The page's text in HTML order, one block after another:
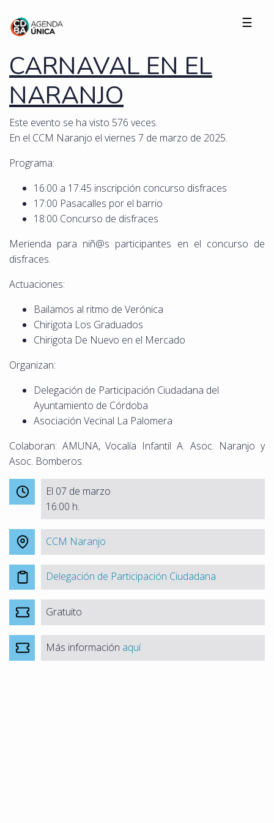
☰
CARNAVAL EN EL
NARANJO
Este evento se ha visto 576 veces.
En el CCM Naranjo el viernes 7 de marzo de 2025.
Programa:
16:00 a 17:45 inscripción concurso disfraces
17:00 Pasacalles por el barrio
18:00 Concurso de disfraces
Merienda para niñ@s participantes en el concurso de
disfraces.
Actuaciones:
Bailamos al ritmo de Verónica
Chirigota Los Graduados
Chirigota De Nuevo en el Mercado
Organizan:
Delegación de Participación Ciudadana del
Ayuntamiento de Córdoba
Asociación Vecinal La Palomera
Colaboran: AMUNA, Vocalía Infantil A. Asoc. Naranjo y
Asoc. Bomberos.
El 07 de marzo
16:00 h.
CCM Naranjo
Delegación de Participación Ciudadana
Gratuito
Más información aquí